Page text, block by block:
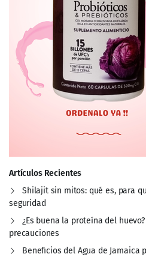
Artículos Recientes
Shilajit sin mitos: qué es, para
seguridad
¿Es buena la proteína del
precauciones
Beneficios del Agua de Jamaica